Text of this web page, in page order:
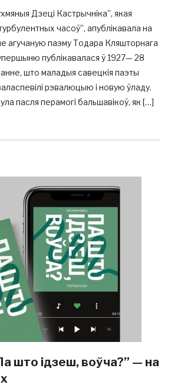
Дзеці Кастрычніка”, якая
часоў”, апублікавала на
агучаную паэму Тодара Кляшторнага
публікавалася ў 1927— 28
што маладыя савецкія паэты
рэвалюцыю і новую ўладу.
пасля перамогі бальшавікоў, як […]
што ідзеш, воўча?” — на